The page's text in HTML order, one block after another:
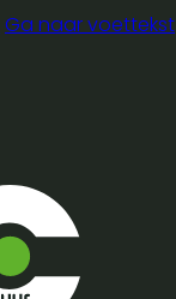
Ga naar voettekst